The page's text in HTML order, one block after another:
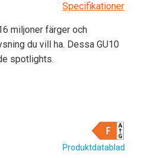
Specifikationer
miljoner färger och
du vill ha. Dessa GU10
spotlights.
Produktdatablad